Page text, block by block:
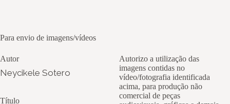
Para envio de imagens/vídeos
Autor
Neycikele Sotero
Título
Autorizo a utilização das
imagens contidas no
vídeo/fotografia identificada
acima, para produção não
comercial de peças